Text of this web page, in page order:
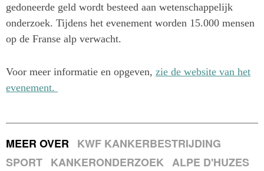
gedoneerde geld wordt besteed aan wetenschappelijk
onderzoek. Tijdens het evenement worden 15.000 mensen
op de Franse alp verwacht.
Voor meer informatie en opgeven, zie de website van het
evenement.
MEER OVER KWF KANKERBESTRIJDING
SPORT KANKERONDERZOEK ALPE D'HUZES